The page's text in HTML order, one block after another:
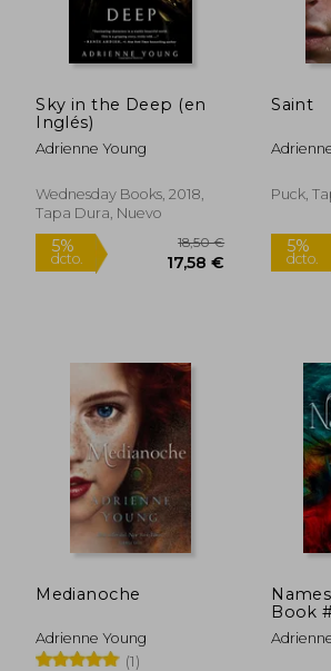
Sky in the Deep (en
Inglés)
Adrienne Young
Wednesday Books, 2018,
Tapa Dura, Nuevo
Saint
Puck,
Medianoche
Adrienne Young
(1)
Book
Young